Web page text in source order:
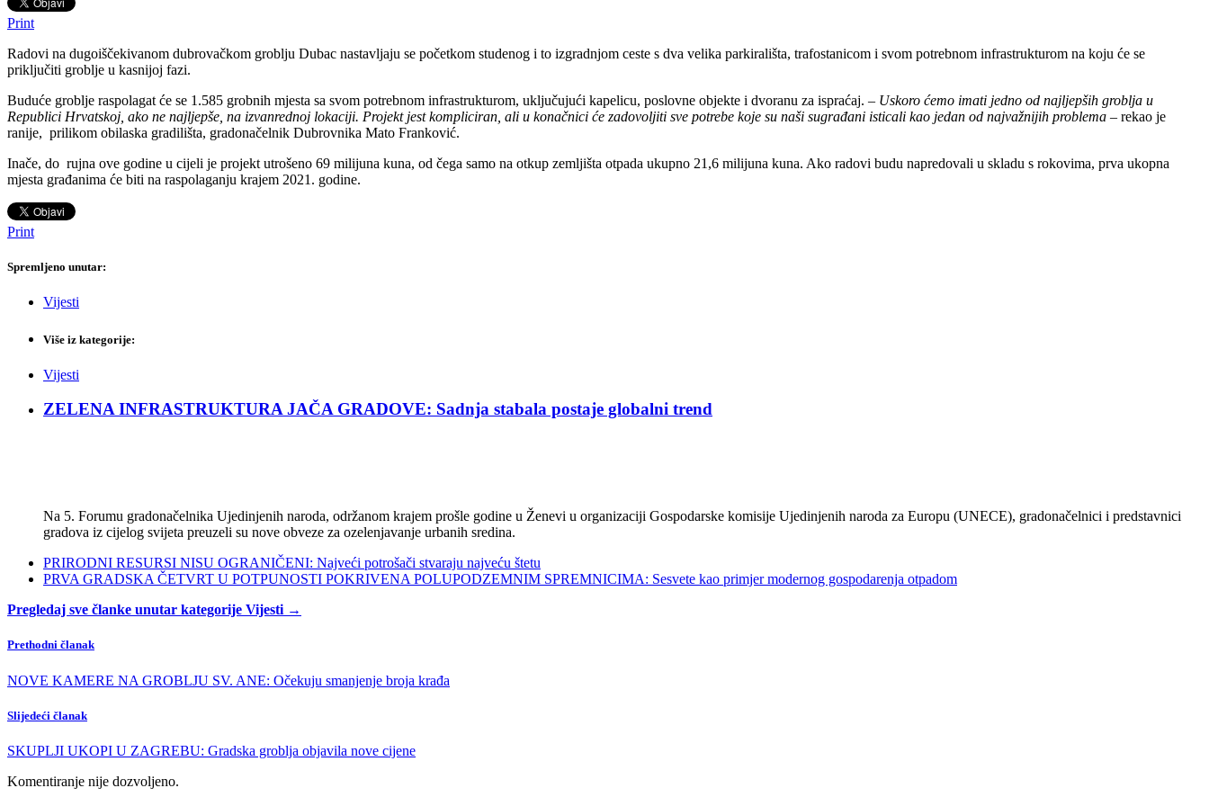
Print
Radovi na dugoiščekivanom dubrovačkom groblju Dubac nastavljaju se početkom studenog i to izgradnjom ceste s dva velika parkirališta, trafostanicom i svom potrebnom infrastrukturom na koju će se
priključiti groblje u kasnijoj fazi.
Buduće groblje raspolagat će se 1.585 grobnih mjesta sa svom potrebnom infrastrukturom, uključujući kapelicu, poslovne objekte i dvoranu za ispraćaj. – Uskoro ćemo imati jedno od najljepših groblja u
Republici Hrvatskoj, ako ne najljepše, na izvanrednoj lokaciji. Projekt jest kompliciran, ali u konačnici će zadovoljiti sve potrebe koje su naši sugrađani isticali kao jedan od najvažnijih problema – rekao je
ranije, prilikom obilaska gradilišta, gradonačelnik Dubrovnika Mato Franković.
Inače, do rujna ove godine u cijeli je projekt utrošeno 69 milijuna kuna, od čega samo na otkup zemljišta otpada ukupno 21,6 milijuna kuna. Ako radovi budu napredovali u skladu s rokovima, prva ukopna
mjesta građanima će biti na raspolaganju krajem 2021. godine.
Print
Spremljeno unutar:
Vijesti
Više iz kategorije:
Vijesti
ZELENA INFRASTRUKTURA JAČA GRADOVE: Sadnja stabala postaje globalni trend
Na 5. Forumu gradonačelnika Ujedinjenih naroda, održanom krajem prošle godine u Ženevi u organizaciji Gospodarske komisije Ujedinjenih naroda za Europu (UNECE), gradonačelnici i predstavnici
gradova iz cijelog svijeta preuzeli su nove obveze za ozelenjavanje urbanih sredina.
PRIRODNI RESURSI NISU OGRANIČENI: Najveći potrošači stvaraju najveću štetu
PRVA GRADSKA ČETVRT U POTPUNOSTI POKRIVENA POLUPODZEMNIM SPREMNICIMA: Sesvete kao primjer modernog gospodarenja otpadom
Pregledaj sve članke unutar kategorije Vijesti →
Prethodni članak
NOVE KAMERE NA GROBLJU SV. ANE: Očekuju smanjenje broja krađa
Slijedeći članak
SKUPLJI UKOPI U ZAGREBU: Gradska groblja objavila nove cijene
Komentiranje nije dozvoljeno.